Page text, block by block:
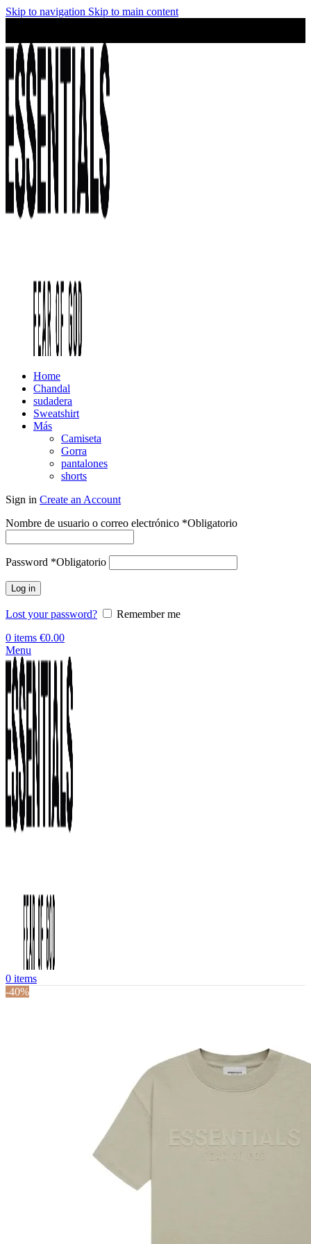
Skip to navigation Skip to main content
Home
Chandal
sudadera
Sweatshirt
Más
Camiseta
Gorra
pantalones
shorts
Sign in Create an Account
Nombre de usuario o correo electrónico *Obligatorio
Password *Obligatorio
Log in
Lost your password?
Remember me
0 items €0.00
Menu
0 items
-40%